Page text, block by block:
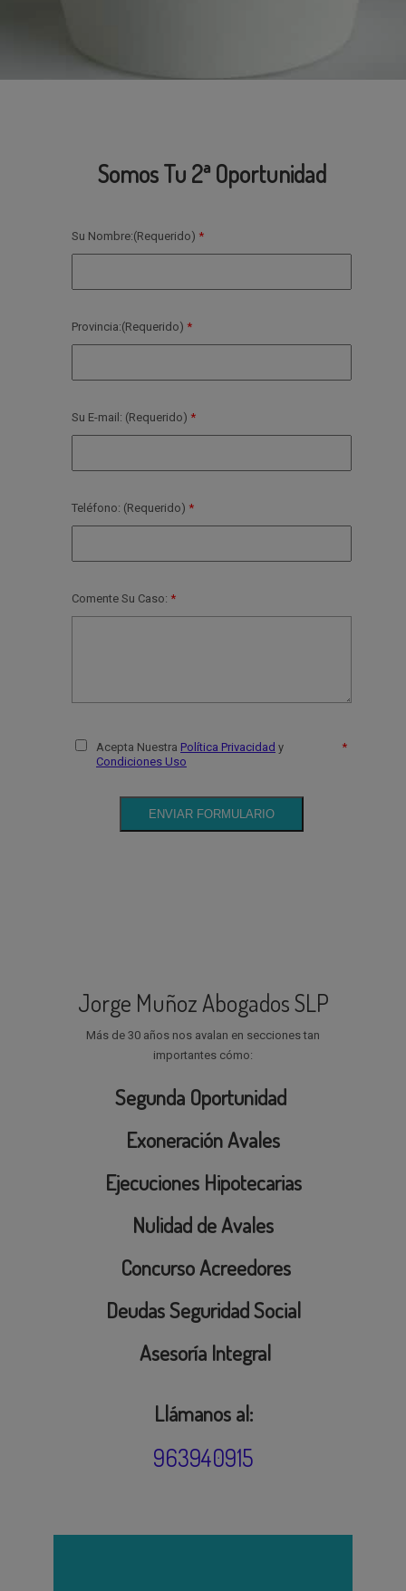
Somos Tu 2ª Oportunidad
Su Nombre:(Requerido)
Provincia:(Requerido)
Su E-mail: (Requerido)
Teléfono: (Requerido)
Comente Su Caso:
Acepta Nuestra Política Privacidad y
Condiciones Uso
Jorge Muñoz Abogados SLP
Más de 30 años nos avalan en secciones tan
importantes cómo:
Segunda Oportunidad
Exoneración Avales
Ejecuciones Hipotecarias
Nulidad de Avales
Concurso Acreedores
Deudas Seguridad Social
Asesoría Integral
Llámanos al:
963940915